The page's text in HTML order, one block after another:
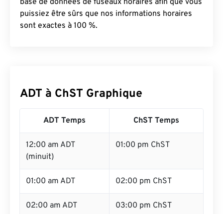
base de données de fuseaux horaires afin que vous
puissiez être sûrs que nos informations horaires
sont exactes à 100 %.
ADT à ChST Graphique
ADT Temps ChST Temps
12:00 am ADT
(minuit)
01:00 pm ChST
01:00 am ADT 02:00 pm ChST
02:00 am ADT 03:00 pm ChST